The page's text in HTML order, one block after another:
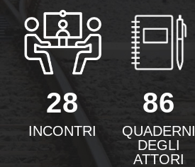
28
INCONTRI
86
QUADERNI
DEGLI
ATTORI